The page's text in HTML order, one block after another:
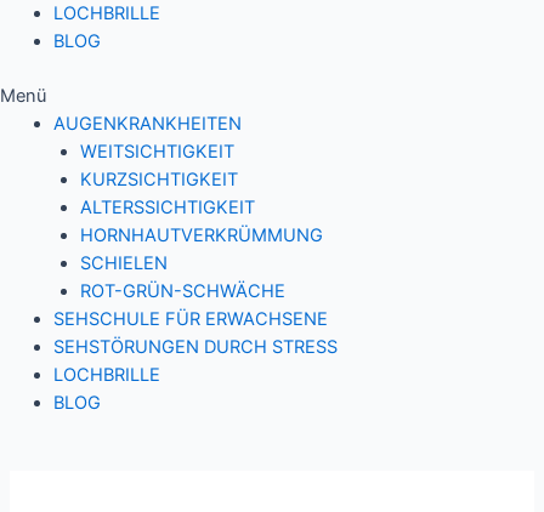
LOCHBRILLE
BLOG
Menü
AUGENKRANKHEITEN
WEITSICHTIGKEIT
KURZSICHTIGKEIT
ALTERSSICHTIGKEIT
HORNHAUTVERKRÜMMUNG
SCHIELEN
ROT-GRÜN-SCHWÄCHE
SEHSCHULE FÜR ERWACHSENE
SEHSTÖRUNGEN DURCH STRESS
LOCHBRILLE
BLOG